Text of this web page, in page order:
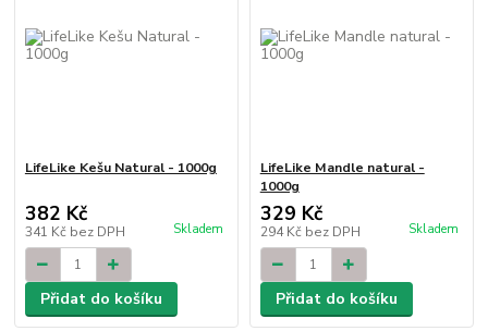
LifeLike Kešu Natural - 1000g
382 Kč
341 Kč bez DPH Skladem
Přidat do košíku
LifeLike Mandle natural -
1000g
329 Kč
294 Kč bez DPH Skladem
Přidat do košíku